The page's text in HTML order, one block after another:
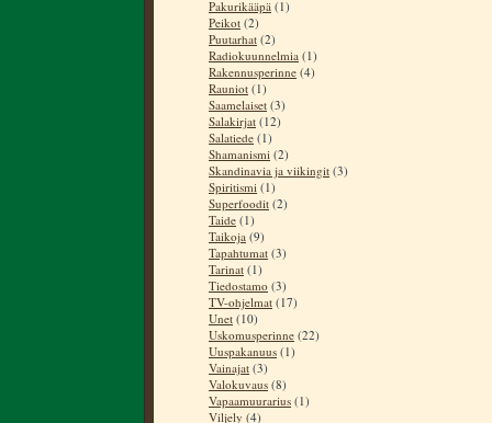
Pakurikääpä (1)
Peikot (2)
Puutarhat (2)
Radiokuunnelmia (1)
Rakennusperinne (4)
Rauniot (1)
Saamelaiset (3)
Salakirjat (12)
Salatiede (1)
Shamanismi (2)
Skandinavia ja viikingit (3)
Spiritismi (1)
Superfoodit (2)
Taide (1)
Taikoja (9)
Tapahtumat (3)
Tarinat (1)
Tiedostamo (3)
TV-ohjelmat (17)
Unet (10)
Uskomusperinne (22)
Uuspakanuus (1)
Vainajat (3)
Valokuvaus (8)
Vapaamuurarius (1)
Viljely (4)